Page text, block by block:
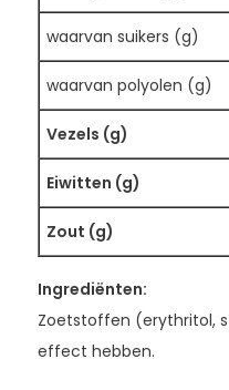
waarvan suikers (g)
waarvan polyolen (g)
Vezels (g)
Eiwitten (g)
Zout (g)
Ingrediënten:
Zoetstoffen (erythritol,
effect hebben.